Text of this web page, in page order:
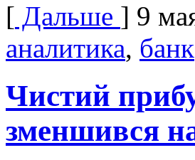
[ Дальше ] 9
аналитика, банк
Чистий
зменшився